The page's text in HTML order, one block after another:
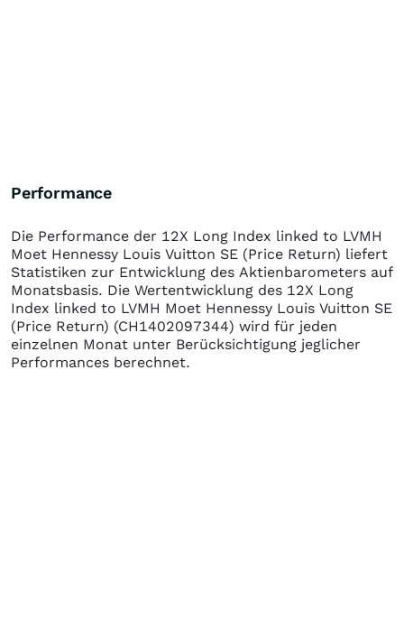
Performance
Die Performance der 12X Long Index linked to LVMH
Moet Hennessy Louis Vuitton SE (Price Return) liefert
Statistiken zur Entwicklung des Aktienbarometers auf
Monatsbasis. Die Wertentwicklung des 12X Long
Index linked to LVMH Moet Hennessy Louis Vuitton SE
(Price Return) (CH1402097344) wird für jeden
einzelnen Monat unter Berücksichtigung jeglicher
Performances berechnet.